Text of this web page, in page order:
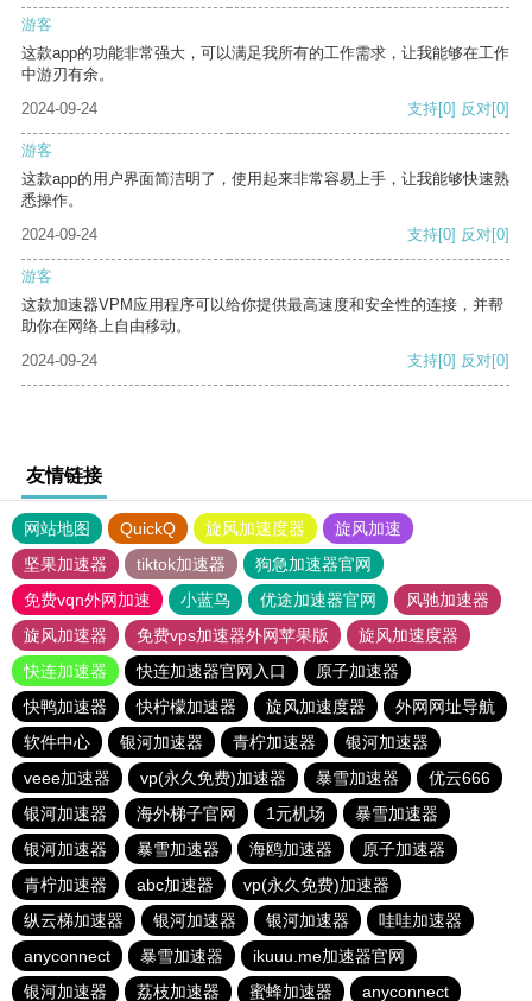
游客
这款app的功能非常强大，可以满足我所有的工作需求，让我能够在工作
中游刃有余。
2024-09-24
支持[0] 反对[0]
游客
这款app的用户界面简洁明了，使用起来非常容易上手，让我能够快速熟
悉操作。
2024-09-24
支持[0] 反对[0]
游客
这款加速器VPM应用程序可以给你提供最高速度和安全性的连接，并帮
助你在网络上自由移动。
2024-09-24
支持[0] 反对[0]
友情链接
网站地图 QuickQ 旋风加速度器
旋风加速
坚果加速器
tiktok加速器
狗急加速器官网
免费vqn外网加速
小蓝鸟 优途加速器官网
风驰加速器
旋风加速器
免费vps加速器外网苹果版
旋风加速度器
快连加速器
快连加速器官网入口
原子加速器
快鸭加速器
快柠檬加速器 旋风加速度器
外网网址导航
软件中心
银河加速器 青柠加速器
银河加速器
veee加速器
vp(永久免费)加速器 暴雪加速器
优云666
银河加速器
海外梯子官网 1元机场
暴雪加速器
银河加速器
暴雪加速器 海鸥加速器
原子加速器
青柠加速器
abc加速器
vp(永久免费)加速器
纵云梯加速器
银河加速器 银河加速器
哇哇加速器
anyconnect
暴雪加速器
ikuuu.me加速器官网
银河加速器
荔枝加速器 蜜蜂加速器 anyconnect